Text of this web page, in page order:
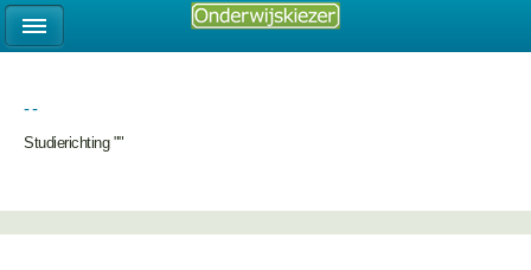
- -
Studierichting ""